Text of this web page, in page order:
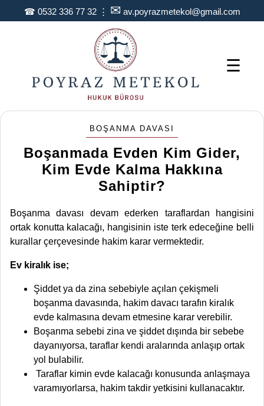
☎ 0532 336 77 32⋮ ✉ av.poyrazmetekol@gmail.com
☰
BOŞANMA DAVASI
Boşanmada Evden Kim Gider,
Kim Evde Kalma Hakkına
Sahiptir?
Boşanma davası devam ederken taraflardan hangisini
ortak konutta kalacağı, hangisinin iste terk edeceğine belli
kurallar çerçevesinde hakim karar vermektedir.
Ev kiralık ise;
Şiddet ya da zina sebebiyle açılan çekişmeli
boşanma davasında, hakim davacı tarafın kiralık
evde kalmasına devam etmesine karar verebilir.
Boşanma sebebi zina ve şiddet dışında bir sebebe
dayanıyorsa, taraflar kendi aralarında anlaşıp ortak
yol bulabilir.
Taraflar kimin evde kalacağı konusunda anlaşmaya
varamıyorlarsa, hakim takdir yetkisini kullanacaktır.